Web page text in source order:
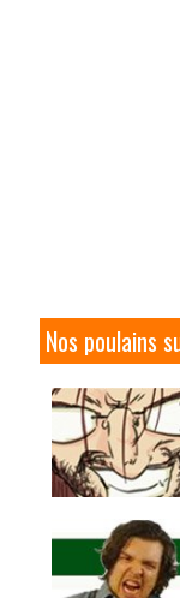
Nos poulains